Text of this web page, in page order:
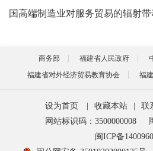
国高端制造业对服务贸易的辐射带
商务部 福建省人民政府
福建省对外经济贸易教育协会
福
设为首页 收藏本站 联
网站标识码：3500000008
闽ICP备